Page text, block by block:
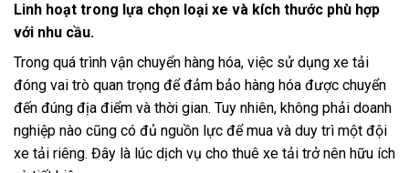
Linh hoạt trong lựa chọn loại xe và kích thước phù hợp
với nhu cầu.
Trong quá trình vận chuyển hàng hóa, việc sử dụng xe tải
đóng vai trò quan trọng để đảm bảo hàng hóa được chuyển
đến đúng địa điểm và thời gian. Tuy nhiên, không phải doanh
nghiệp nào cũng có đủ nguồn lực để mua và duy trì một đội
xe tải riêng. Đây là lúc dịch vụ cho thuê xe tải trở nên hữu ích